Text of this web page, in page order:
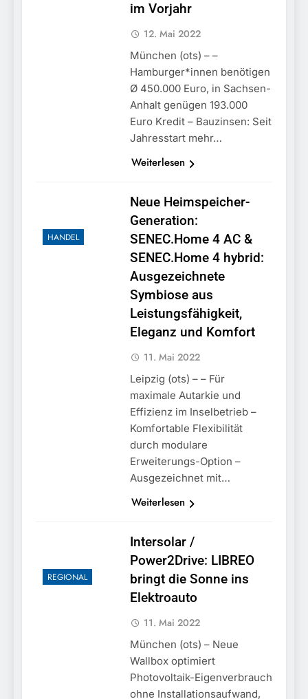
im Vorjahr
12. Mai 2022
München (ots) – –
Hamburger*innen benötigen
Ø 450.000 Euro, in Sachsen-
Anhalt genügen 193.000
Euro Kredit – Bauzinsen: Seit
Jahresstart mehr…
Weiterlesen
HANDEL
Neue Heimspeicher-
Generation:
SENEC.Home 4 AC &
SENEC.Home 4 hybrid:
Ausgezeichnete
Symbiose aus
Leistungsfähigkeit,
Eleganz und Komfort
11. Mai 2022
Leipzig (ots) – – Für
maximale Autarkie und
Effizienz im Inselbetrieb –
Komfortable Flexibilität
durch modulare
Erweiterungs-Option –
Ausgezeichnet mit…
Weiterlesen
REGIONAL
Intersolar /
Power2Drive: LIBREO
bringt die Sonne ins
Elektroauto
11. Mai 2022
München (ots) – Neue
Wallbox optimiert
Photovoltaik-Eigenverbrauch
ohne Installationsaufwand,